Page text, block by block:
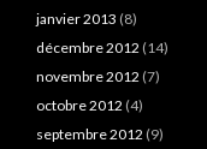
janvier 2013 (8)
décembre 2012 (14)
novembre 2012 (7)
octobre 2012 (4)
septembre 2012 (9)